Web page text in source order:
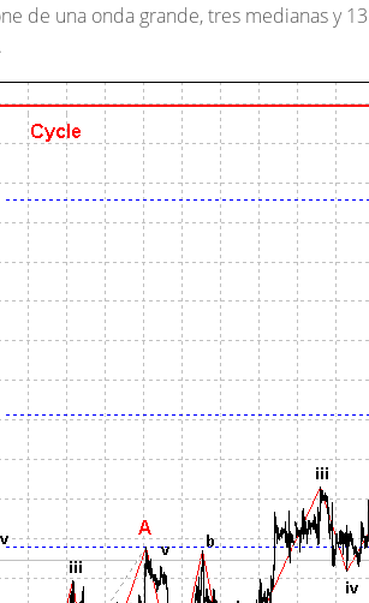
de una onda grande, tres medianas y